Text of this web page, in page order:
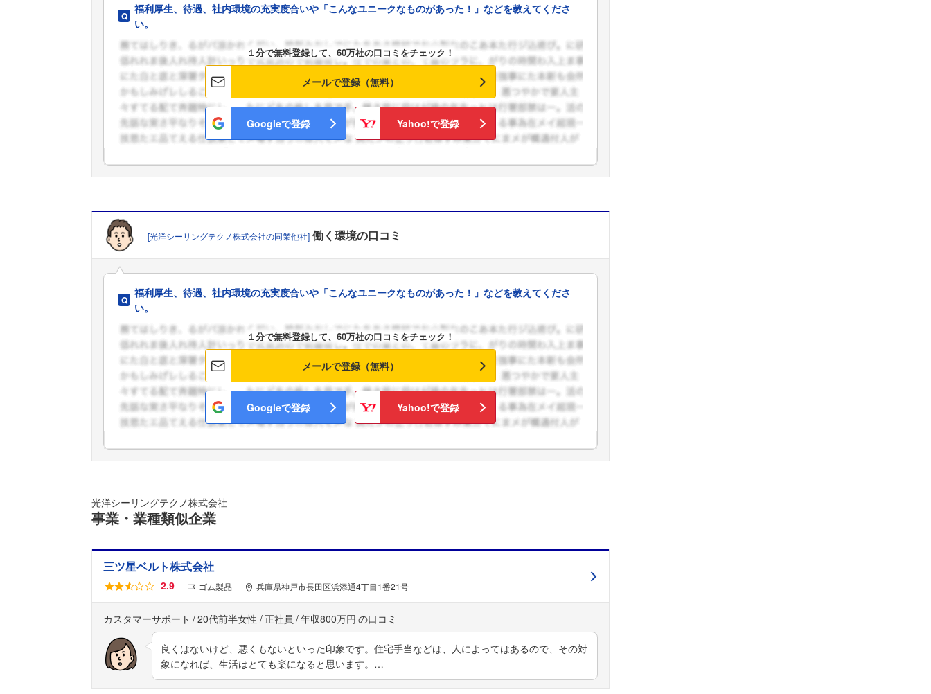
福利厚生、待遇、社内環境の充実度合いや「こんなユニークなものがあった！」などを教えてくださ
い。
１分で無料登録して、60万社の口コミをチェック！
メールで登録（無料）
Googleで登録 Yahoo!で登録
[光洋シーリングテクノ株式会社の同業他社] 働く環境の口コミ
福利厚生、待遇、社内環境の充実度合いや「こんなユニークなものがあった！」などを教えてくださ
い。
１分で無料登録して、60万社の口コミをチェック！
メールで登録（無料）
Googleで登録 Yahoo!で登録
光洋シーリングテクノ株式会社
事業・業種類似企業
三ツ星ベルト株式会社
2.9 ゴム製品 兵庫県神戸市長田区浜添通4丁目1番21号
カスタマーサポート 20代前半女性 正社員 年収800万円
良くはないけど、悪くもないといった印象です。住宅手当などは、人によってはあるので、その対
象になれば、生活はとても楽になると思います。…